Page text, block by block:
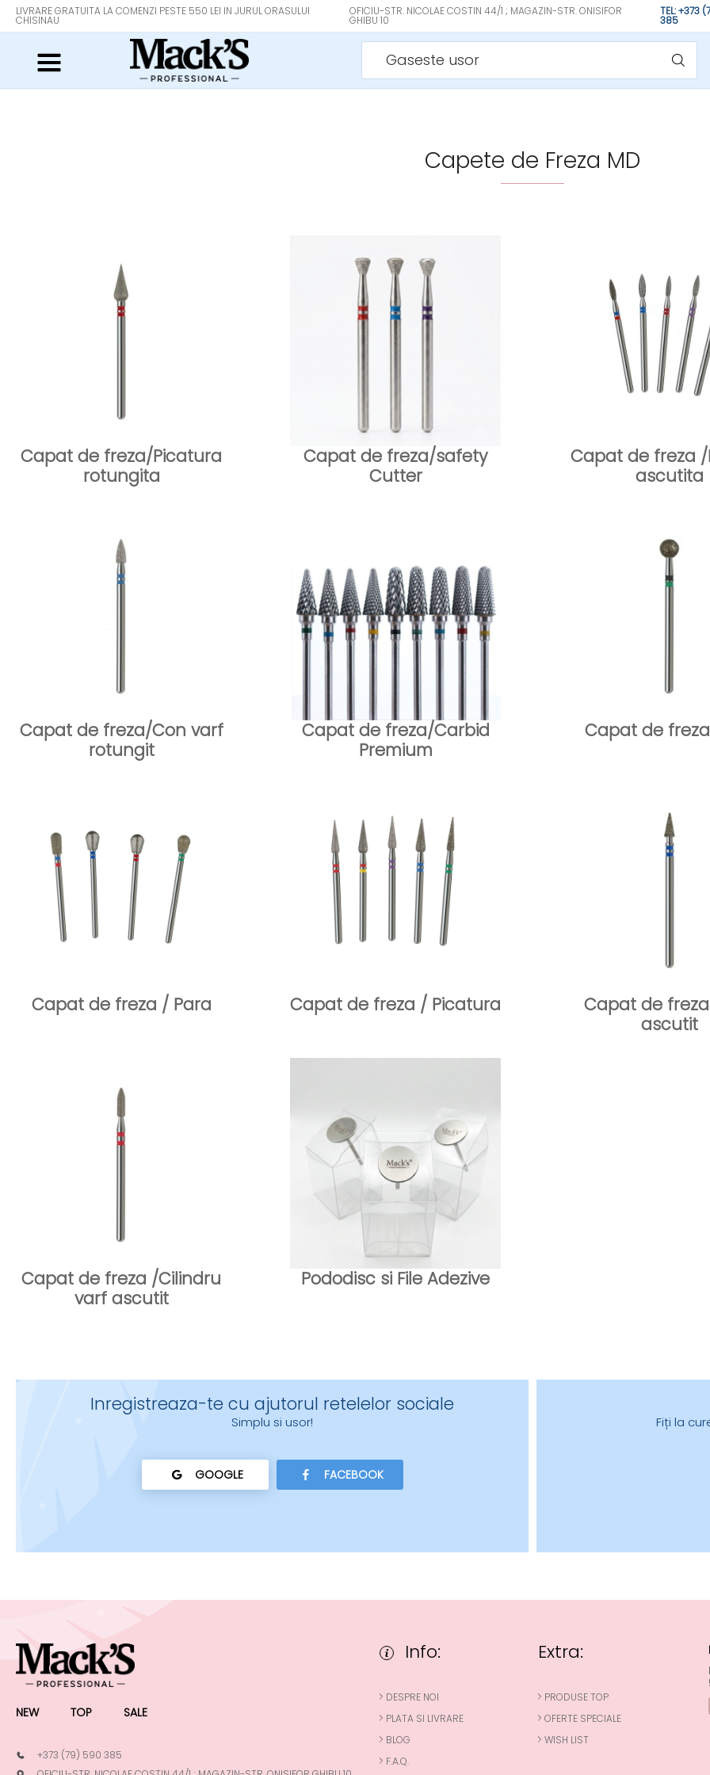
LIVRARE GRATUITA LA COMENZI PESTE 550 LEI IN JURUL ORASULUI
CHISINAU
OFICIU-STR. NICOLAE COSTIN 44/1 ; MAGAZIN-STR. ONISIFOR
GHIBU 10
TEL: +373
385
Gaseste usor
Capete de Freza MD
Capat de freza/Picatura
rotungita
Capat de freza/safety
Cutter
Capat de freza
ascutita
Capat de freza/Con varf
rotungit
Capat de freza/Carbid
Premium
Capat de
Capat de freza / Para Capat de freza / Picatura
Capat de
ascutit
Capat de freza /Cilindru
varf ascutit
Pododisc si File Adezive
Inregistreaza-te cu ajutorul retelelor sociale
Simplu si usor!
GOOGLE FACEBOOK
Fiți la
NEW TOP SALE
+373 (79) 590 385
Info:
DESPRE NOI
PLATA SI LIVRARE
BLOG
F.A.Q.
Extra:
PRODUSE TOP
OFERTE SPECIALE
WISH LIST